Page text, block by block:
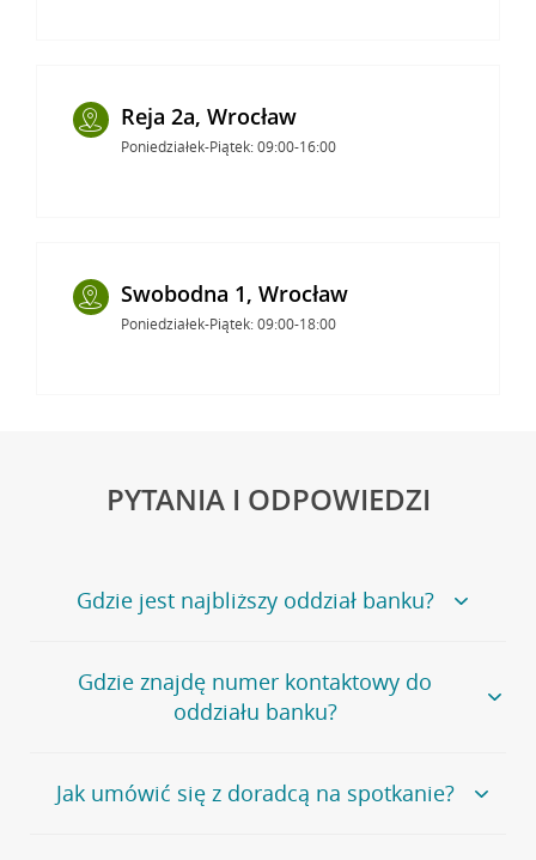
Reja 2a, Wrocław
Poniedziałek-Piątek: 09:00-16:00
Swobodna 1, Wrocław
Poniedziałek-Piątek: 09:00-18:00
PYTANIA I ODPOWIEDZI
Gdzie jest najbliższy oddział banku?
Jeśli szukasz oddziału naszego banku, zapraszamy na
stronęPlacówki i bankomaty, na której znajduje się
wygodna wyszukiwarka.
oddziałów
Gdzie znajdę numer kontaktowy do
oddziału banku?
Bank Credit Agricole nie udostępnia ogólnego numeru
telefonu do placówki bankowej.
Jak umówić się z doradcą na spotkanie?